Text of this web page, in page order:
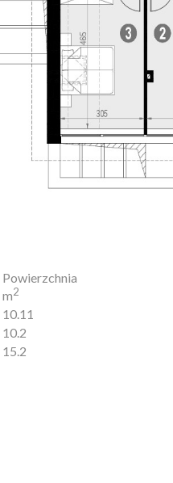
Powierzchnia
m2
10.11
10.2
15.2